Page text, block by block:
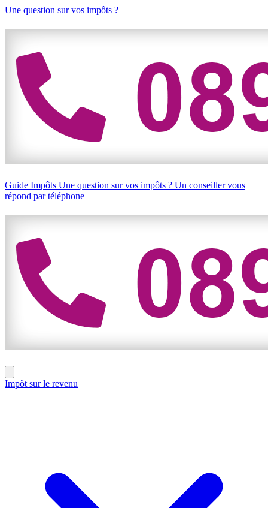
Une question sur vos impôts ?
Guide Impôts Une question sur vos impôts ? Un conseiller vous
répond par téléphone
Impôt sur le revenu